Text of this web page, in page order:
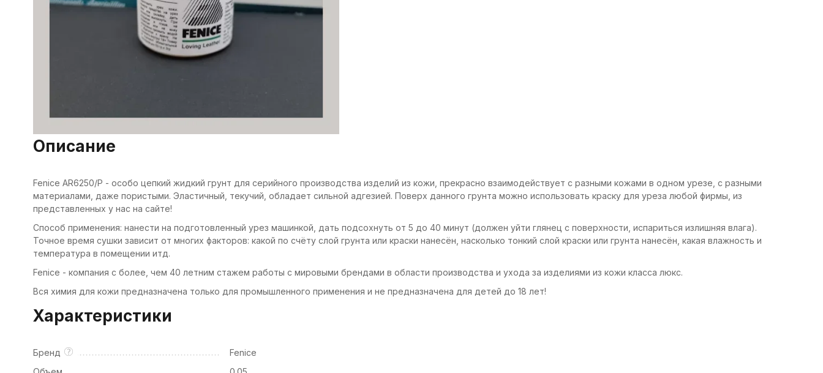
Описание
Fenice AR6250/P - особо цепкий жидкий грунт для серийного производства изделий из кожи, прекрасно взаимодействует с разными кожами в одном урезе, с разными
материалами, даже пористыми. Эластичный, текучий, обладает сильной адгезией. Поверх данного грунта можно использовать краску для уреза любой фирмы, из
представленных у нас на сайте!
Способ применения: нанести на подготовленный урез машинкой, дать подсохнуть от 5 до 40 минут (должен уйти глянец с поверхности, испариться излишняя влага).
Точное время сушки зависит от многих факторов: какой по счёту слой грунта или краски нанесён, насколько тонкий слой краски или грунта нанесён, какая влажность и
температура в помещении итд.
Fenice - компания с более, чем 40 летним стажем работы с мировыми брендами в области производства и ухода за изделиями из кожи класса люкс.
Вся химия для кожи предназначена только для промышленного применения и не предназначена для детей до 18 лет!
Характеристики
Бренд
Fenice